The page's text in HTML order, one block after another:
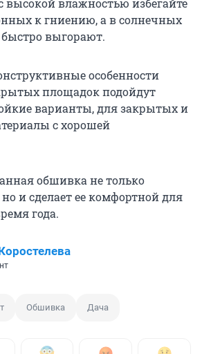
высокой влажностью избегайте
к гниению, а в солнечных
быстро выгорают.
особенности
площадок подойдут
варианты, для закрытых и
с хорошей
обшивка не только
и сделает ее комфортной для
года.
Обшивка Дача